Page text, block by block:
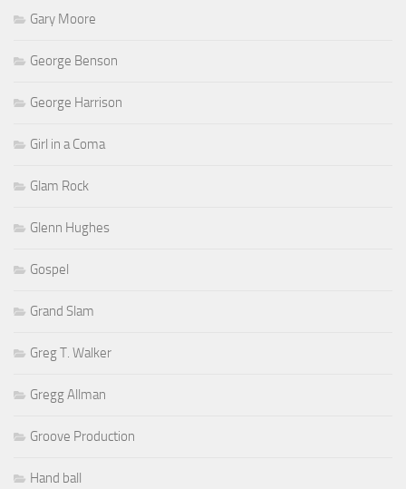
Gary Moore
George Benson
George Harrison
Girl in a Coma
Glam Rock
Glenn Hughes
Gospel
Grand Slam
Greg T. Walker
Gregg Allman
Groove Production
Hand ball